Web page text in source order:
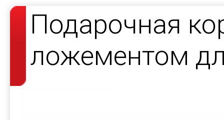
Подарочная
ложементом